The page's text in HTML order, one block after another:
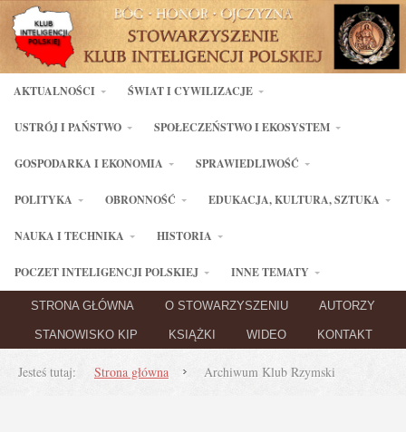
AKTUALNOŚCI ŚWIAT I CYWILIZACJE
USTRÓJ I PAŃSTWO SPOŁECZEŃSTWO I EKOSYSTEM
GOSPODARKA I EKONOMIA SPRAWIEDLIWOŚĆ
POLITYKA OBRONNOŚĆ EDUKACJA, KULTURA, SZTUKA
NAUKA I TECHNIKA HISTORIA
POCZET INTELIGENCJI POLSKIEJ INNE TEMATY
STRONA GŁÓWNA O STOWARZYSZENIU AUTORZY
STANOWISKO KIP KSIĄŻKI WIDEO KONTAKT
Jesteś tutaj: Strona główna Archiwum Klub Rzymski